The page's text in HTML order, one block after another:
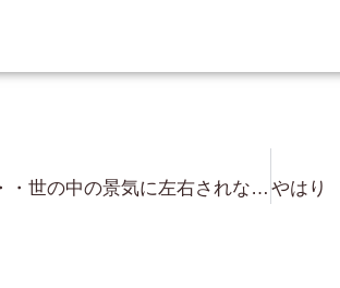
いつの時代でも・・世の中の景気に左右されない ある意味 ”ブレない” 商品 それが 京都のレア物不動産 祇園新橋